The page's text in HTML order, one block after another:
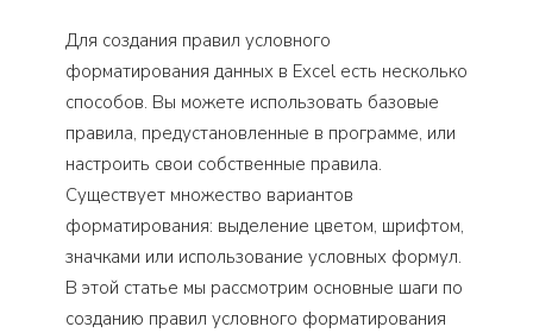
Для создания правил условного
форматирования данных в Excel есть несколько
способов. Вы можете использовать базовые
правила, предустановленные в программе, или
настроить свои собственные правила.
Существует множество вариантов
форматирования: выделение цветом, шрифтом,
значками или использование условных формул.
В этой статье мы рассмотрим основные шаги по
созданию правил условного форматирования